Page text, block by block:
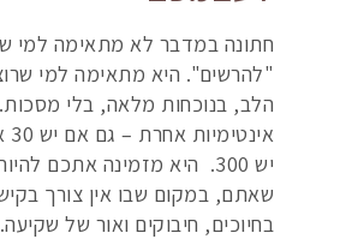
חתונה במדבר לא מתאימה למי
"להרשים". היא מתאימה למי
הלב, בנוכחות מלאה, בלי מסכות.
יש 300. היא מזמינה אתכם
שאתם, במקום שבו אין צורך
בחיוכים, חיבוקים ואור של שקיעה.